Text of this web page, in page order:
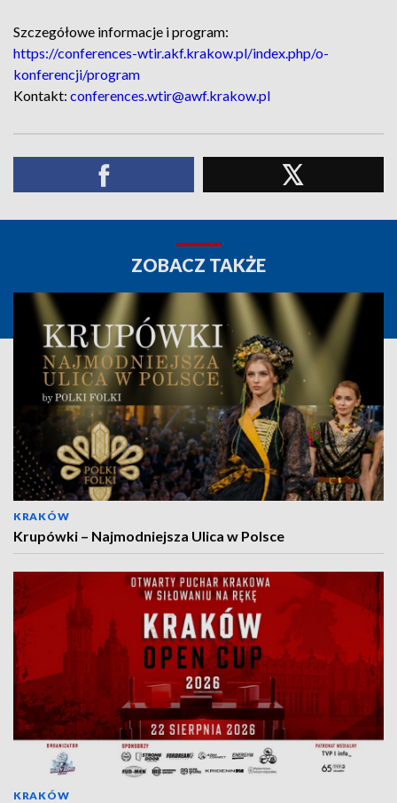
Szczegółowe informacje i program:
https://conferences-wtir.akf.krakow.pl/index.php/o-
konferencji/program
Kontakt: conferences.wtir@awf.krakow.pl
ZOBACZ TAKŻE
KRAKÓW
Krupówki – Najmodniejsza Ulica w Polsce
KRAKÓW